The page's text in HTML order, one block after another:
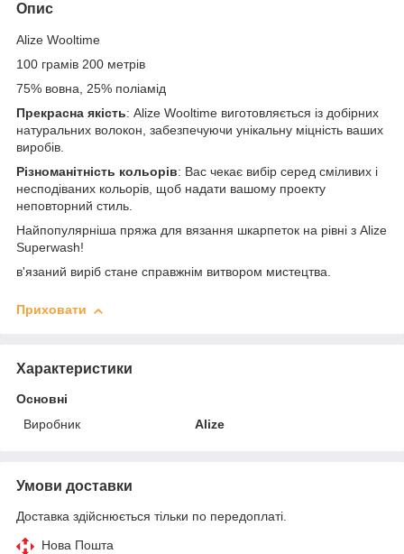
Опис
Alize Wooltime
100 грамів 200 метрів
75% вовна, 25% поліамід
Прекрасна якість: Alize Wooltime виготовляється із добірних
натуральних волокон, забезпечуючи унікальну міцність ваших
виробів.
Різноманітність кольорів: Вас чекає вибір серед сміливих і
несподіваних кольорів, щоб надати вашому проекту
неповторний стиль.
Найпопулярніша пряжа для вязання шкарпеток на рівні з Alize
Superwash!
в'язаний виріб стане справжнім витвором мистецтва.
Приховати
Характеристики
Основні
Виробник
Alize
Умови доставки
Доставка здійснюється тільки по передоплаті.
Нова Пошта